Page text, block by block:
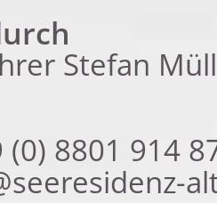
Stefan
(0) 8801 914